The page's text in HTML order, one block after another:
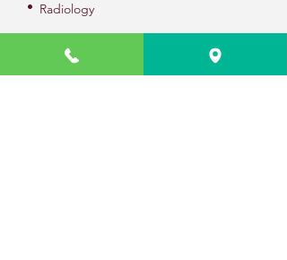
• Radiology
•